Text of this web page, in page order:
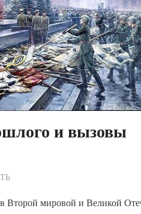
и вызовы
Второй мировой и Великой